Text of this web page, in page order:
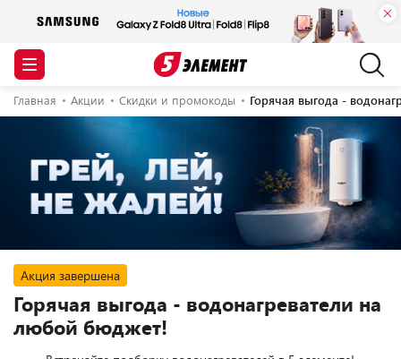
Главная Акции Скидки и промокоды Горячая выгода -
Акция завершена
Горячая выгода - водонагреватели на
любой бюджет!